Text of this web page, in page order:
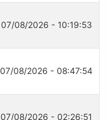
07/08/2026 - 10:19:53
07/08/2026 - 08:47:54
07/08/2026 - 02:26:51